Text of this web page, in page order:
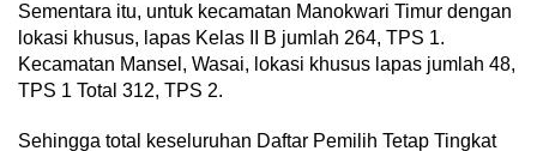
Sementara itu, untuk kecamatan Manokwari Timur dengan
lokasi khusus, lapas Kelas II B jumlah 264, TPS 1.
Kecamatan Mansel, Wasai, lokasi khusus lapas jumlah 48,
TPS 1 Total 312, TPS 2.
Sehingga total keseluruhan Daftar Pemilih Tetap Tingkat